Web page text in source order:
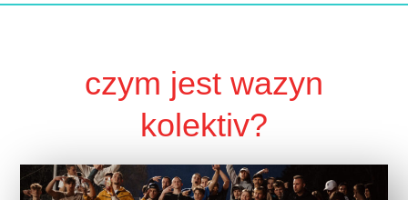
czym jest wazyn
kolektiv?